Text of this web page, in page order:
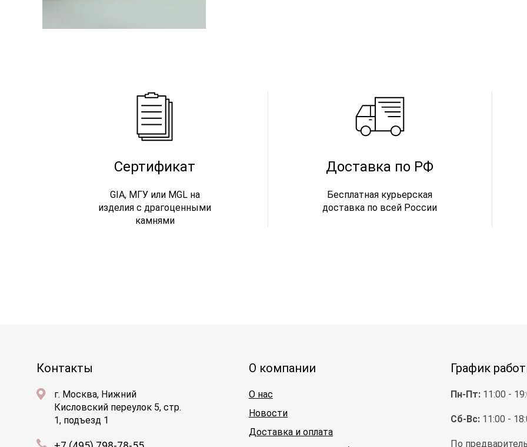
Сертификат
GIA, МГУ или MGL на
изделия с драгоценными
камнями
Доставка по РФ
Бесплатная курьерская
доставка по всей России
Контакты
г. Москва, Нижний
Кисловский переулок 5, стр.
1, подъезд 1
О компании
О нас
Новости
Доставка и оплата
График
Пн-Пт: 11:00 -
Сб-Вс: 11:00 -
По